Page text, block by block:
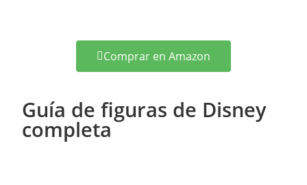
Comprar en Amazon
Guía de figuras de Disney
completa